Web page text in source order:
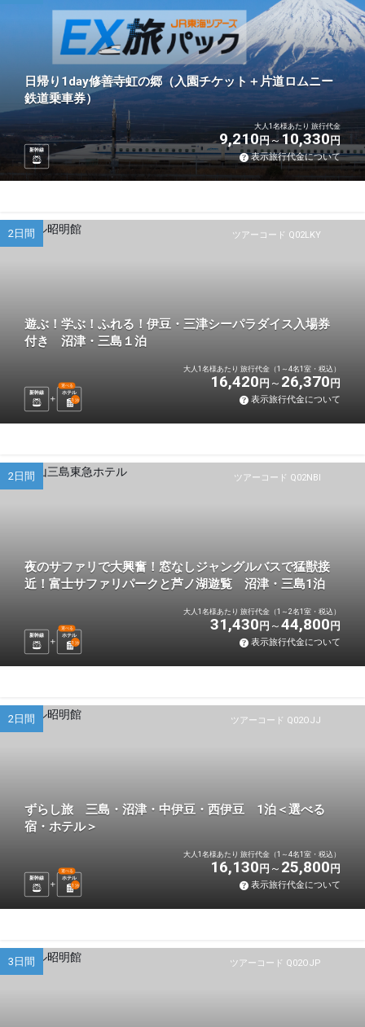
日帰り1day修善寺虹の郷（入園チケット＋片道ロムニー
鉄道乗車券）
新幹線
大人1名様あたり 旅行代金
9,210円 10,330円
表示旅行代金について
ツアーコード Q02LKY
2日間
遊ぶ！学ぶ！ふれる！伊豆・三津シーパラダイス入場券
付き 沼津・三島１泊
新幹線 ホテル
選べる
1 泊
大人1名様あたり 旅行代金（1～4名1室・税込）
16,420 円 26,370 円
表示旅行代金について
ツアーコード Q02NBI
2日間
夜のサファリで大興奮！窓なしジャングルバスで猛獣接
近！富士サファリパークと芦ノ湖遊覧 沼津・三島1泊
新幹線 ホテル
選べる
1 泊
大人1名様あたり 旅行代金（1～2名1室・税込）
31,430 円 44,800 円
表示旅行代金について
ツアーコード Q02OJJ
2日間
ずらし旅 三島・沼津・中伊豆・西伊豆 1泊＜選べる
宿・ホテル＞
新幹線 ホテル
選べる
1 泊
大人1名様あたり 旅行代金（1～4名1室・税込）
16,130 円 25,800 円
表示旅行代金について
ツアーコード Q02OJP
3日間